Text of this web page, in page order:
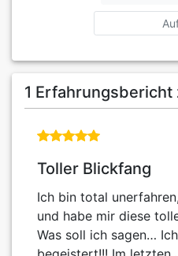
1 Erfahrungsbericht
Toller Blickfang
Ich bin total
und habe mir diese
Was soll ich sagen…